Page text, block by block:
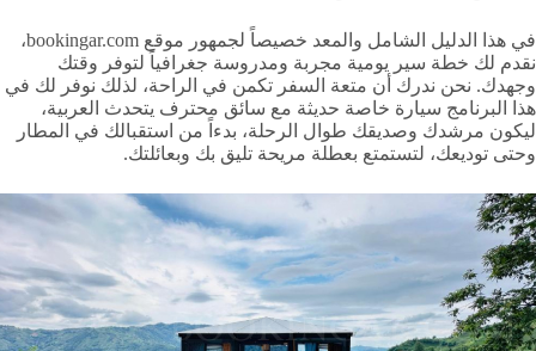
في هذا الدليل الشامل والمعد خصيصاً لجمهور موقع bookingar.com،
نقدم لك خطة سير يومية مجربة ومدروسة جغرافياً لتوفر وقتك
وجهدك. نحن ندرك أن متعة السفر تكمن في الراحة، لذلك نوفر لك في
هذا البرنامج سيارة خاصة حديثة مع سائق محترف يتحدث العربية،
ليكون مرشدك وصديقك طوال الرحلة، بدءاً من استقبالك في المطار
وحتى توديعك، لتستمتع بعطلة مريحة تليق بك وبعائلتك.